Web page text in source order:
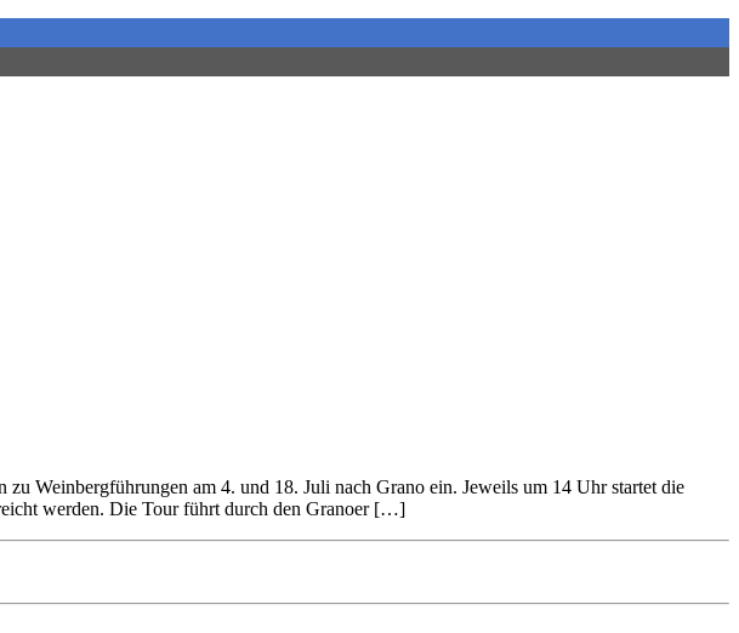
Weinbergführungen am 4. und 18. Juli nach Grano ein. Jeweils um 14 Uhr startet die
werden. Die Tour führt durch den Granoer […]